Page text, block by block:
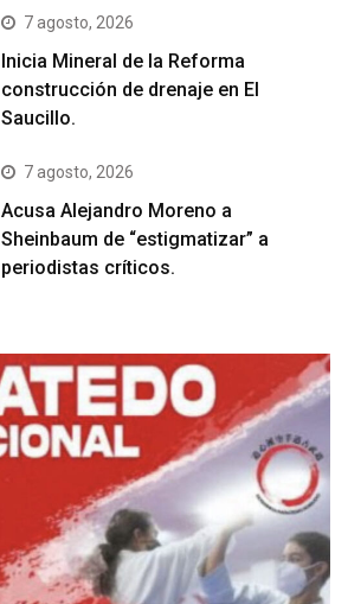
7 agosto, 2026
Inicia Mineral de la Reforma
construcción de drenaje en El
Saucillo.
7 agosto, 2026
Acusa Alejandro Moreno a
Sheinbaum de “estigmatizar” a
periodistas críticos.